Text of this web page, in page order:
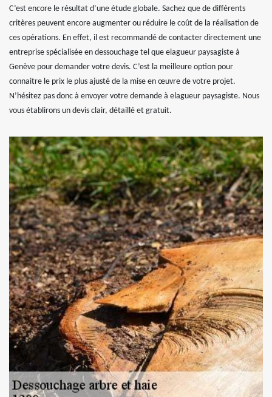
C’est encore le résultat d’une étude globale. Sachez que de différents
critères peuvent encore augmenter ou réduire le coût de la réalisation de
ces opérations. En effet, il est recommandé de contacter directement une
entreprise spécialisée en dessouchage tel que elagueur paysagiste à
Genève pour demander votre devis. C’est la meilleure option pour
connaitre le prix le plus ajusté de la mise en œuvre de votre projet.
N’hésitez pas donc à envoyer votre demande à elagueur paysagiste. Nous
vous établirons un devis clair, détaillé et gratuit.